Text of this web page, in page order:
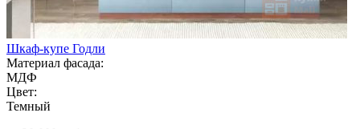
Шкаф-купе Годли
Материал фасада:
МДФ
Цвет:
Темный